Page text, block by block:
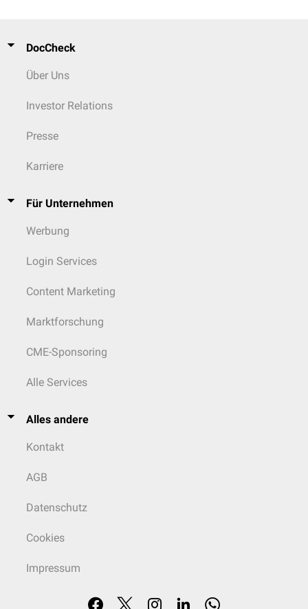
DocCheck
Über Uns
Investor Relations
Presse
Karriere
Für Unternehmen
Werbung
Login Services
Content Marketing
Marktforschung
CME-Sponsoring
Alle Services
Alles andere
Kontakt
AGB
Datenschutz
Cookies
Impressum